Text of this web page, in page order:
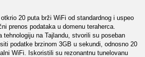
20 puta brži WiFi od standardnog i uspeo
prenos podataka u domenu teraherca.
tehnologiju na Tajlandu, stvorili su poseban
podatke brzinom 3GB u sekundi, odnosno 20
WiFi. Iskoristili su rezonantnu tunelovanu